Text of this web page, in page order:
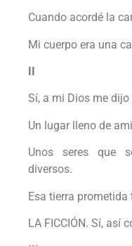
Cuando acordé la
Mi cuerpo era una
II
Sí, a mi Dios me
Un lugar lleno de
Unos seres que
diversos.
Esa tierra
LA FICCIÓN. Sí, así